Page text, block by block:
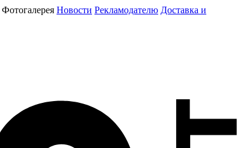
Фотогалерея Новости Рекламодателю Доставка и